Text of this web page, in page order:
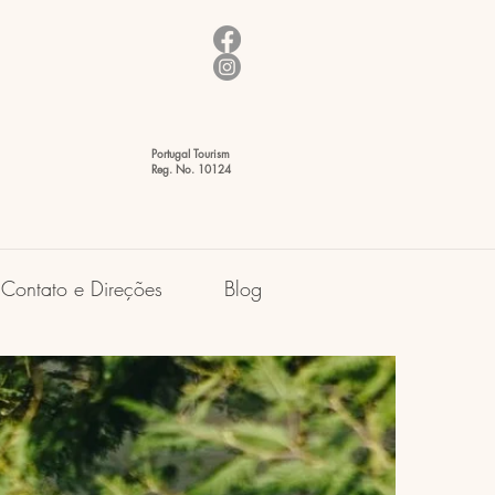
Portugal Tourism
Reg. No. 10124
Contato e Direções Blog